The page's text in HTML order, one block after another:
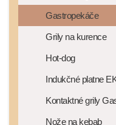
Gastropekáče
Grily na kurence
Hot-dog
Indukčné platne
Kontaktné grily
Nože na kebab